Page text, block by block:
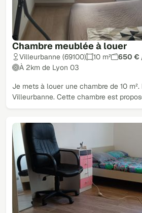
Chambre meublée à louer
Villeurbanne (69100) 10 m²
650 €
À 2km de Lyon 03
Je mets à louer une chambre de 10
Villeurbanne. Cette chambre est